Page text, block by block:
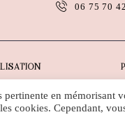
06 75 70
d'auteur ©Web Artem
en mémorisant
cookies. Cependant,